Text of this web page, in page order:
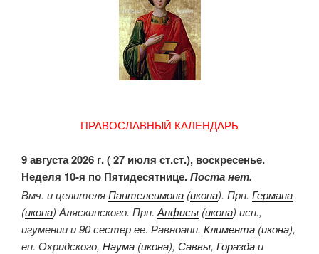
ПРАВОСЛАВНЫЙ КАЛЕНДАРЬ
9 августа 2026 г. ( 27 июля ст.ст.), воскресенье.
Неделя 10-я по Пятидесятнице.Поста нет.
Вмч. и целителяПантелеимона (икона). Прп. Германа
(икона) Аляскинского. Прп. Анфисы (икона) исп.,
игумении и 90 сестер ее. Равноапп. Климента (икона),
еп. Охридского, Наума (икона), Саввы, Гораздаи